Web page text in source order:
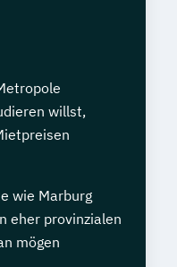
willst,
wie Marburg
eher provinzialen
mögen